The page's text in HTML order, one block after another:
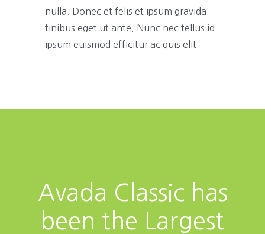
nulla. Donec et felis et ipsum gravida
finibus eget ut ante. Nunc nec tellus id
ipsum euismod efficitur ac quis elit.
Avada Classic has
been the Largest